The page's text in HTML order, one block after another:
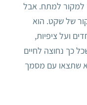
למקור למתח. אבל
של שקט. הוא
ועל ציפיות,
כך נחוצה לחיים
שתצאו עם מסמך